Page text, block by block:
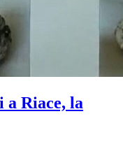
Riace, la